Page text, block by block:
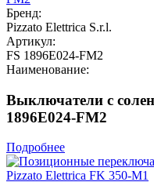
Бренд:
Pizzato Elettrica S.r.l.
Артикул:
FS 1896E024-FM2
Наименование:
Выключатели с
1896E024-FM2
Подробнее